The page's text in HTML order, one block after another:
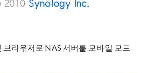
브라우저로 NAS 서버를 모바일 모드